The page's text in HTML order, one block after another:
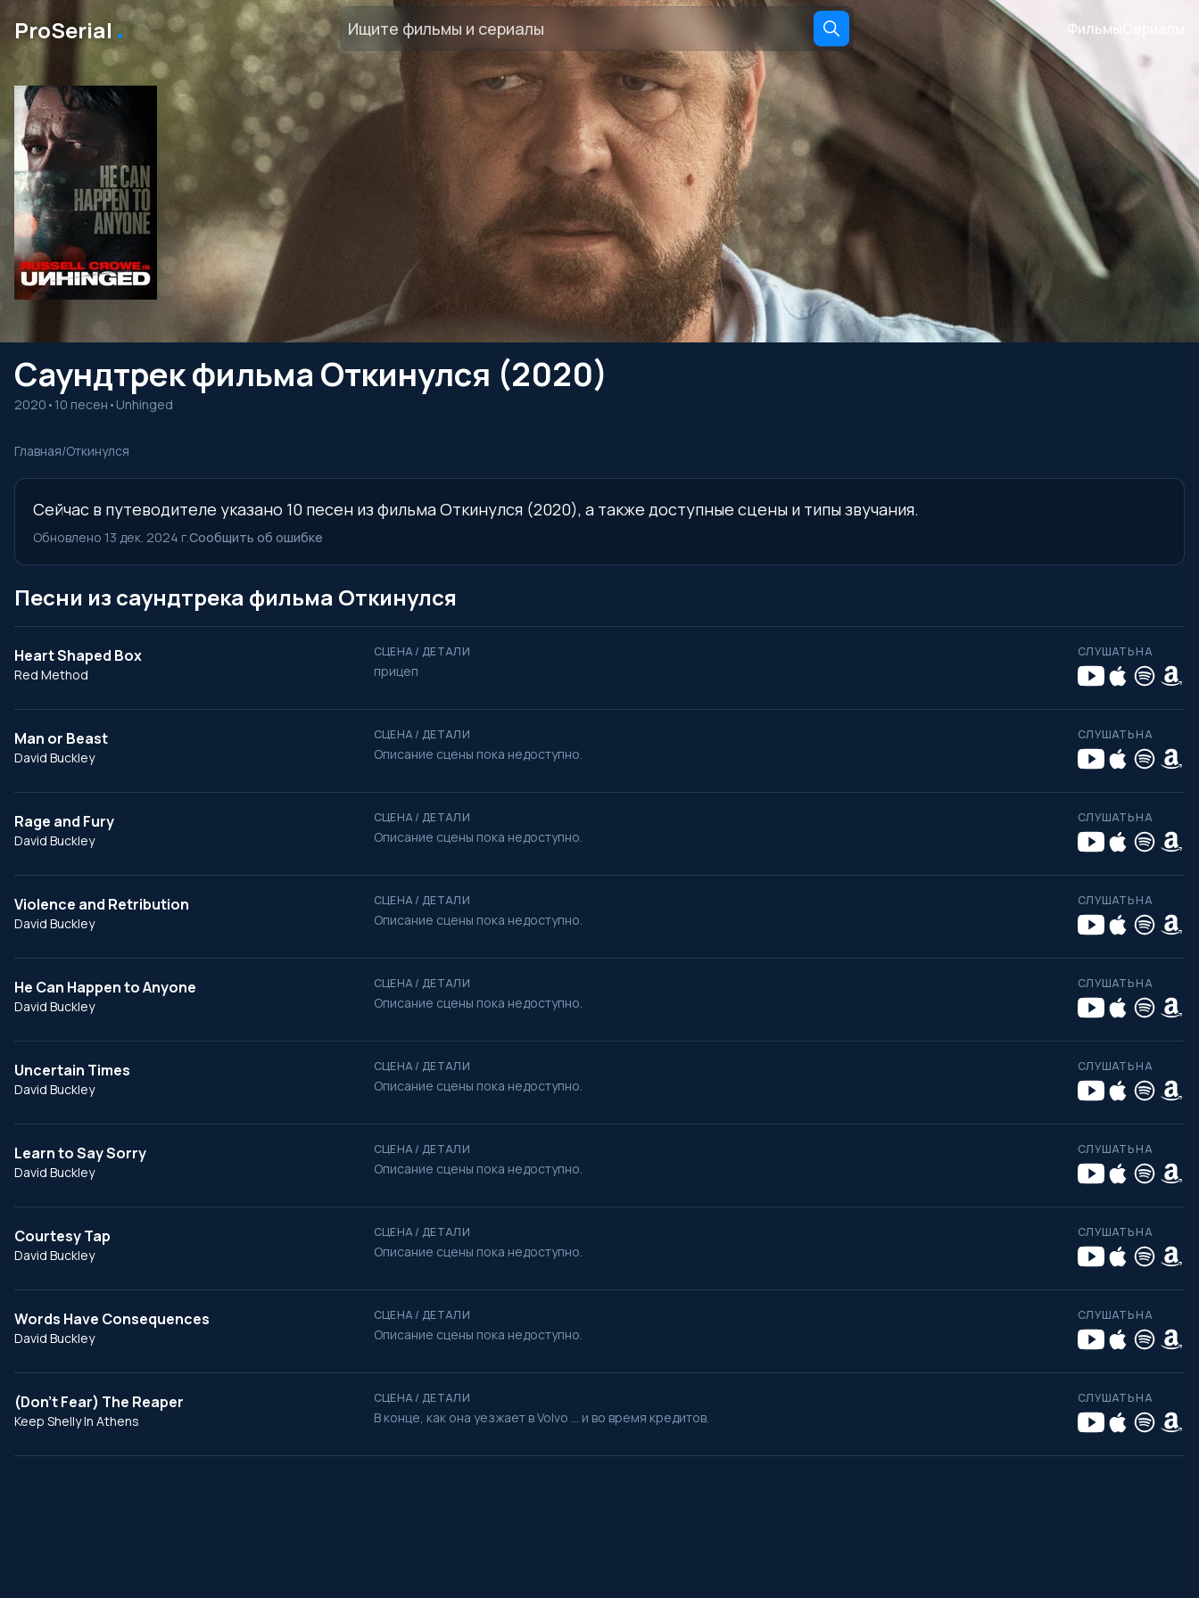
ProSerial ․ Фильмы
Саундтрек фильма Откинулся (2020)
2020 • 10 песен • Unhinged
Главная/Откинулся
Сейчас в путеводителе указано 10 песен из фильма Откинулся (2020), а также доступные сцены и типы звучания.
Обновлено 13 дек. 2024 г.Сообщить об ошибке
Песни из саундтрека фильма Откинулся
Heart Shaped Box
Red Method
СЦЕНА / ДЕТАЛИ
прицеп
СЛУШАТЬ НА
Man or Beast
David Buckley
СЦЕНА / ДЕТАЛИ
Описание сцены пока недоступно.
СЛУШАТЬ НА
Rage and Fury
David Buckley
СЦЕНА / ДЕТАЛИ
Описание сцены пока недоступно.
СЛУШАТЬ НА
Violence and Retribution
David Buckley
СЦЕНА / ДЕТАЛИ
Описание сцены пока недоступно.
СЛУШАТЬ НА
He Can Happen to Anyone
David Buckley
СЦЕНА / ДЕТАЛИ
Описание сцены пока недоступно.
СЛУШАТЬ НА
Uncertain Times
David Buckley
СЦЕНА / ДЕТАЛИ
Описание сцены пока недоступно.
СЛУШАТЬ НА
Learn to Say Sorry
David Buckley
СЦЕНА / ДЕТАЛИ
Описание сцены пока недоступно.
СЛУШАТЬ НА
Courtesy Tap
David Buckley
СЦЕНА / ДЕТАЛИ
Описание сцены пока недоступно.
СЛУШАТЬ НА
Words Have Consequences
David Buckley
СЦЕНА / ДЕТАЛИ
Описание сцены пока недоступно.
СЛУШАТЬ НА
(Don't Fear) The Reaper
Keep Shelly In Athens
СЦЕНА / ДЕТАЛИ
В конце, как она уезжает в Volvo ... и во время кредитов.
СЛУШАТЬ НА